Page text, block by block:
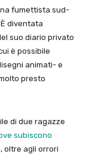
fumettista sud-
. È diventata
suo diario privato
è possibile
animati- e
presto
di due ragazze
subiscono
oltre agli orrori